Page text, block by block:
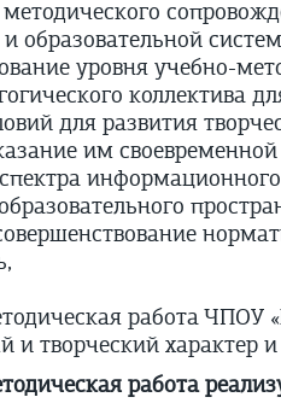
методического
образовательной
уровня учебно-
коллектива
для развития
им
работа ЧПОУ
и творческий характер
работа